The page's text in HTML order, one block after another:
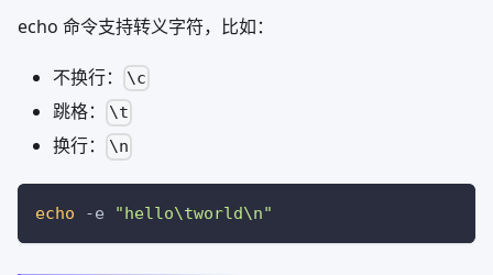
echo 命令支持转义字符，比如：
不换行： \c
跳格： \t
换行： \n
echo -e "hello\tworld\n"